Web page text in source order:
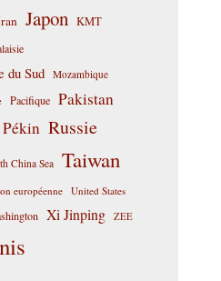
Japon KMT
du Sud Mozambique
Pacifique Pakistan
Pékin Russie
China Sea Taiwan
européenne United States
Xi Jinping ZEE